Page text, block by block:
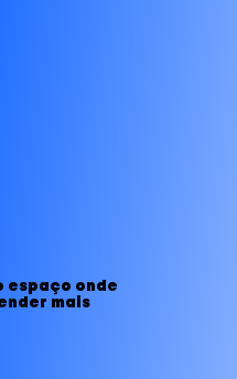
espaço onde
mais